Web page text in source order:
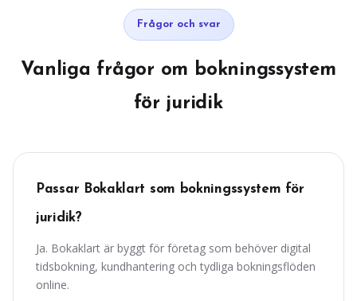
Frågor och svar
Vanliga frågor om bokningssystem
för juridik
Passar Bokaklart som bokningssystem för
juridik?
Ja. Bokaklart är byggt för företag som behöver digital
tidsbokning, kundhantering och tydliga bokningsflöden
online.